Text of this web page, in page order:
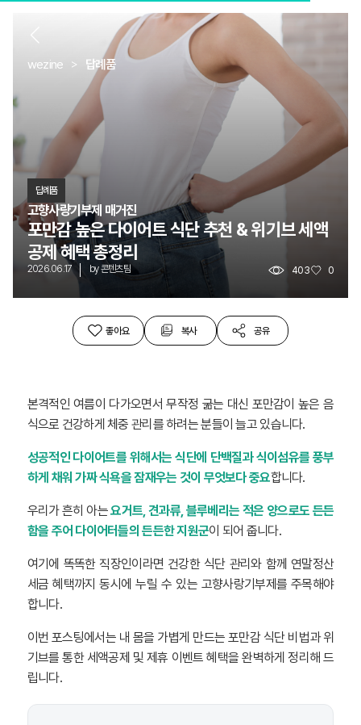
로
wezine 답례품
답례품
고향사량기부제 매거진
포만감 높은 다이어트 식단 추천 & 위기브 세액
공제 혜택 총정리
2026.06.17 by콘텐츠팀 403 0
좋아요 복사 공유
본격적인 여름이 다가오면서 무작정 굶는 대신 포만감이 높은 음
식으로 건강하게 체중 관리를 하려는 분들이 늘고 있습니다.
성공적인 다이어트를 위해서는 식단에 단백질과 식이섬유를 풍부
하게 채워 가짜 식욕을 잠재우는 것이 무엇보다 중요합니다.
우리가 흔히 아는요거트, 견과류, 블루베리는 적은 양으로도 든든
함을 주어 다이어터들의 든든한 지원군이 되어 줍니다.
여기에 똑똑한 직장인이라면 건강한 식단 관리와 함께 연말정산
세금 혜택까지 동시에 누릴 수 있는 고향사랑기부제를 주목해야
합니다.
이번 포스팅에서는 내 몸을 가볍게 만드는 포만감 식단 비법과 위
기브를 통한 세액공제 및 제휴 이벤트 혜택을 완벽하게 정리해 드
립니다.